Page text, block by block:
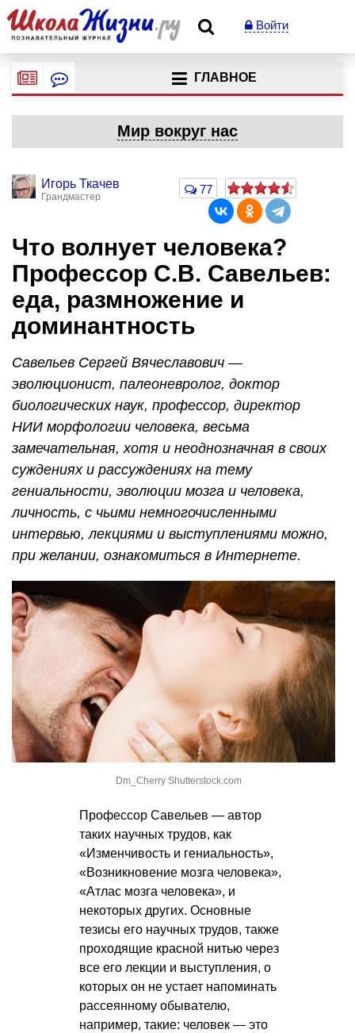
Войти
ГЛАВНОЕ
Мир вокруг нас
Игорь Ткачев
Грандмастер
77
Что волнует человека?
Профессор С.В. Савельев:
еда, размножение и
доминантность
Савельев Сергей Вячеславович —
эволюционист, палеоневролог, доктор
биологических наук, профессор, директор
НИИ морфологии человека, весьма
замечательная, хотя и неоднозначная в своих
суждениях и рассуждениях на тему
гениальности, эволюции мозга и человека,
личность, с чьими немногочисленными
интервью, лекциями и выступлениями можно,
при желании, ознакомиться в Интернете.
Dm_Cherry Shutterstock.com
Профессор Савельев — автор
таких научных трудов, как
«Изменчивость и гениальность»,
«Возникновение мозга человека»,
«Атлас мозга человека», и
некоторых других. Основные
тезисы его научных трудов, также
проходящие красной нитью через
все его лекции и выступления, о
которых он не устает напоминать
рассеянному обывателю,
например, такие: человек — это